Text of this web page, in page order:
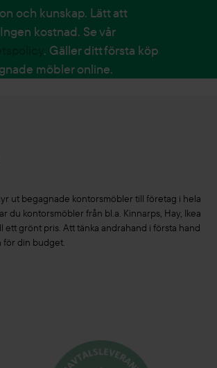
och kunskap. Lätt att
kostnad. Se vår
. Gäller ditt första köp
möbler online.
ut begagnade kontorsmöbler till företag i hela
du kontorsmöbler från bl.a. Kinnarps, Hay, Ikea
ett grönt pris. Att tänka andrahand i första hand
för din budget.